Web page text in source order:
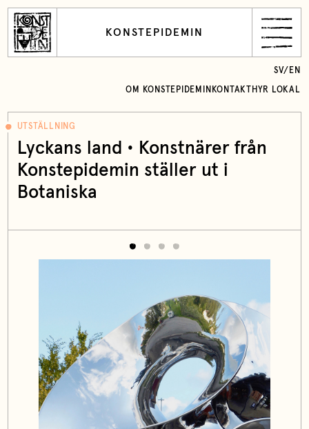
KONSTEPIDEMIN
OM KONSTEPIDEMIN KONTAKT HYR LOKAL
SV/ EN
UTSTÄLLNING
Lyckans land • Konstnärer från
Konstepidemin ställer ut i
Botaniska